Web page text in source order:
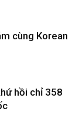
cùng Korean
hồi chỉ 358